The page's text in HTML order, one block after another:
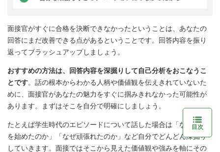
面接官がすぐに合格を決断できなかったということは、あなたの
回答にまだ改善できる点があるということです。回答内容を振り
返ってブラッシュアップしましょう。
おすすめの方法は、回答内容を深掘りして自己分析をおこなうこ
とです。話の根本からわかる人柄や価値観を伝えきれていないた
めに、面接官があなたの魅力をすぐに掴みきれなかった可能性が
あります。まずはそこを自分で明確にしましょう。
たとえば学生時代のエピソードについて話した場合は「なぜそれ
を始めたのか」「なぜ頑張れたのか」など自分でどんどん深掘り
していきます。面接ではそこから見えた価値観や強みを軸にその
目次